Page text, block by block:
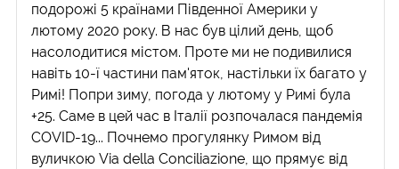
подорожі 5 країнами Південної Америки у
лютому 2020 року. В нас був цілий день, щоб
насолодитися містом. Проте ми не подивилися
навіть 10-ї частини пам'яток, настільки їх багато у
Римі! Попри зиму, погода у лютому у Римі була
+25. Саме в цей час в Італії розпочалася пандемія
COVID-19... Почнемо прогулянку Римом від
вуличкою Via della Conciliazione, що прямує від